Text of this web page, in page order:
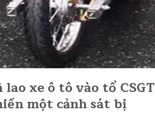
xe ô tô vào tổ CSGT
một cảnh sát bị